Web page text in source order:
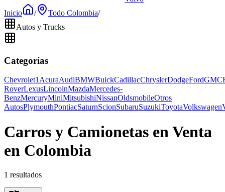
Inicio
/ Todo Colombia/
Autos y Trucks
Categorías
Chevrolet1AcuraAudiBMWBuickCadillacChryslerDodgeFordGMC
RoverLexusLincolnMazdaMercedes-
BenzMercuryMiniMitsubishiNissanOldsmobileOtros
AutosPlymouthPontiacSaturnScionSubaruSuzukiToyotaVolkswagen
Carros y Camionetas en Venta
en Colombia
1 resultados